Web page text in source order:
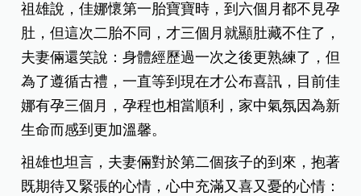
祖雄說，佳娜懷第一胎寶寶時，到六個月都不見孕
肚，但這次二胎不同，才三個月就顯肚藏不住了，
夫妻倆還笑說：身體經歷過一次之後更熟練了，但
為了遵循古禮，一直等到現在才公布喜訊，目前佳
娜有孕三個月，孕程也相當順利，家中氣氛因為新
生命而感到更加溫馨。
祖雄也坦言，夫妻倆對於第二個孩子的到來，抱著
既期待又緊張的心情，心中充滿又喜又憂的心情：